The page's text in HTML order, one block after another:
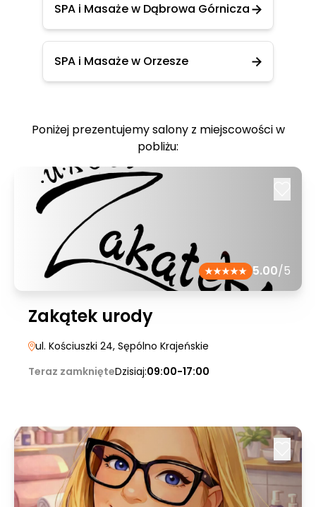
SPA i Masaże w Dąbrowa Górnicza
SPA i Masaże w Orzesze
Poniżej prezentujemy salony z miejscowości w
pobliżu:
5.00/5
Zakątek urody
ul. Kościuszki 24, Sępólno Krajeńskie
Teraz zamknięteDzisiaj:09:00-17:00